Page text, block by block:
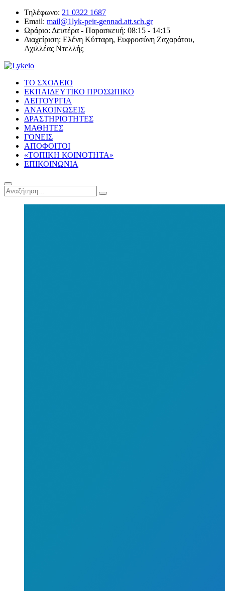
Τηλέφωνο: 21 0322 1687
Email: mail@1lyk-peir-gennad.att.sch.gr
Ωράριο: Δευτέρα - Παρασκευή: 08:15 - 14:15
Διαχείριση: Ελένη Κύτταρη, Ευφροσύνη Ζαχαράτου,
Αχιλλέας Ντελλής
ΤΟ ΣΧΟΛΕΙΟ
ΕΚΠΑΙΔΕΥΤΙΚΟ ΠΡΟΣΩΠΙΚΟ
ΛΕΙΤΟΥΡΓΙΑ
ΑΝΑΚΟΙΝΩΣΕΙΣ
ΔΡΑΣΤΗΡΙΟΤΗΤΕΣ
ΜΑΘΗΤΕΣ
ΓΟΝΕΙΣ
ΑΠΟΦΟΙΤΟΙ
«ΤΟΠΙΚΗ ΚΟΙΝΟΤΗΤΑ»
ΕΠΙΚΟΙΝΩΝΙΑ